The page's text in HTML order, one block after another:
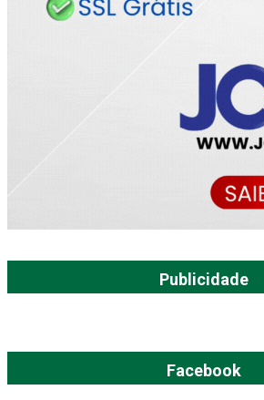
Publicidade
Facebook